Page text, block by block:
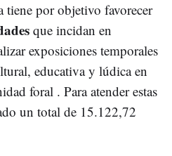
tiene por objetivo favorecer
que incidan en
exposiciones temporales
educativa y lúdica en
foral . Para atender estas
un total de 15.122,72